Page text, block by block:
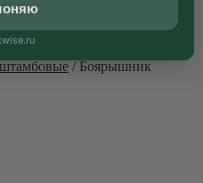
моих персональных
/ Боярышник